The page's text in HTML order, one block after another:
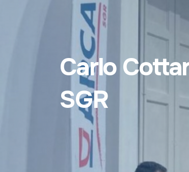
Carlo
SGR